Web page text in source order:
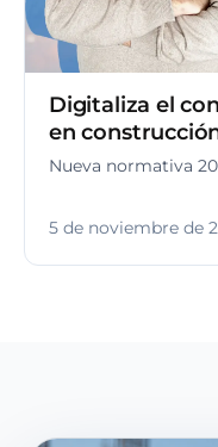
Digitaliza el
en
Nueva normativa
5 de noviembre de